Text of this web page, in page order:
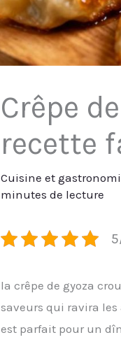
Crêpe
recette
Cuisine et
minutes de lecture
la crêpe de gyoza
saveurs qui ravira
est parfait pour un